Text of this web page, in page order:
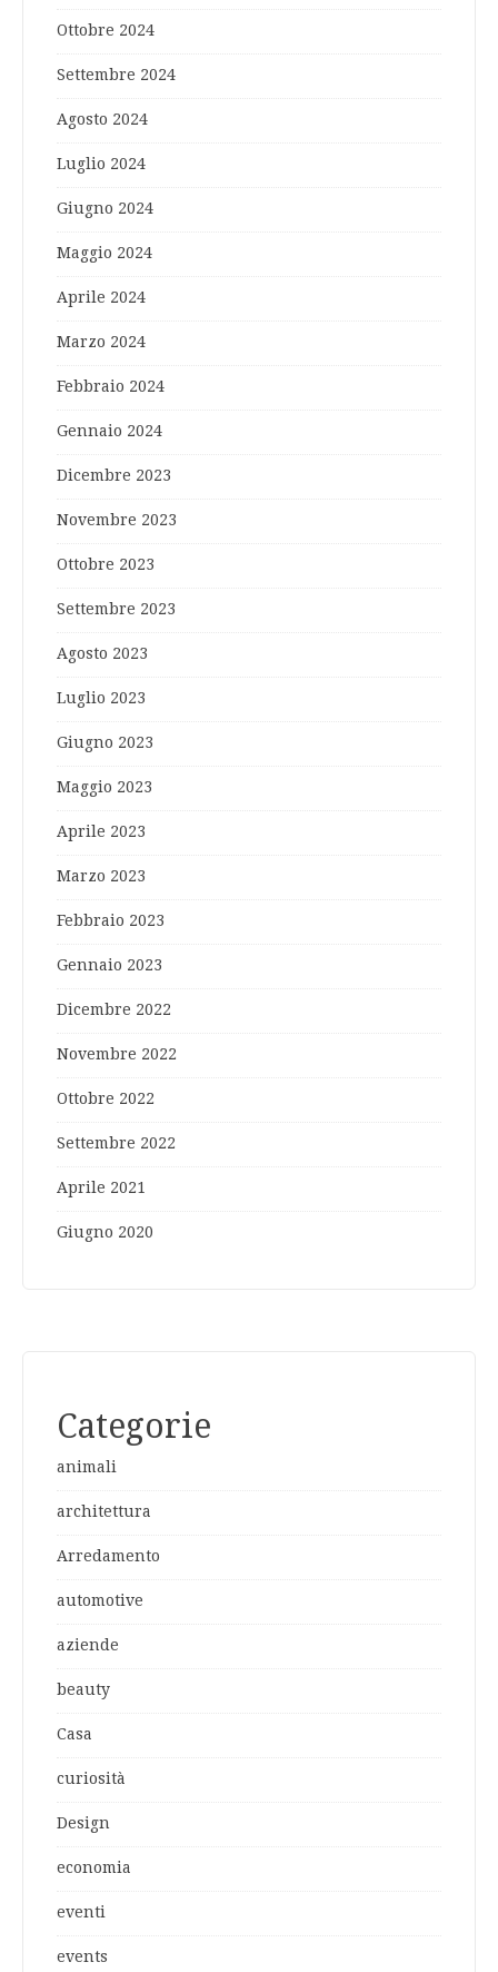
Ottobre 2024
Settembre 2024
Agosto 2024
Luglio 2024
Giugno 2024
Maggio 2024
Aprile 2024
Marzo 2024
Febbraio 2024
Gennaio 2024
Dicembre 2023
Novembre 2023
Ottobre 2023
Settembre 2023
Agosto 2023
Luglio 2023
Giugno 2023
Maggio 2023
Aprile 2023
Marzo 2023
Febbraio 2023
Gennaio 2023
Dicembre 2022
Novembre 2022
Ottobre 2022
Settembre 2022
Aprile 2021
Giugno 2020
Categorie
animali
architettura
Arredamento
automotive
aziende
beauty
Casa
curiosità
Design
economia
eventi
events